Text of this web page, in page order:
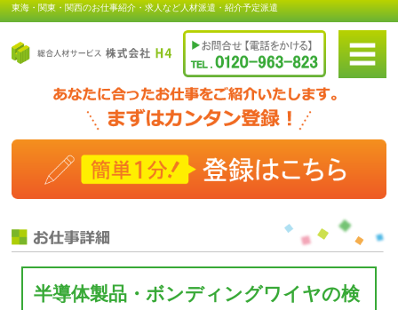
東海・関東・関西のお仕事紹介・求人など人材派遣・紹介予定派遣
半導体製品・ボンディングワイヤの検